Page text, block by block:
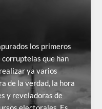
los primeros
que han
ya varios
de la verdad, la hora
y reveladoras de